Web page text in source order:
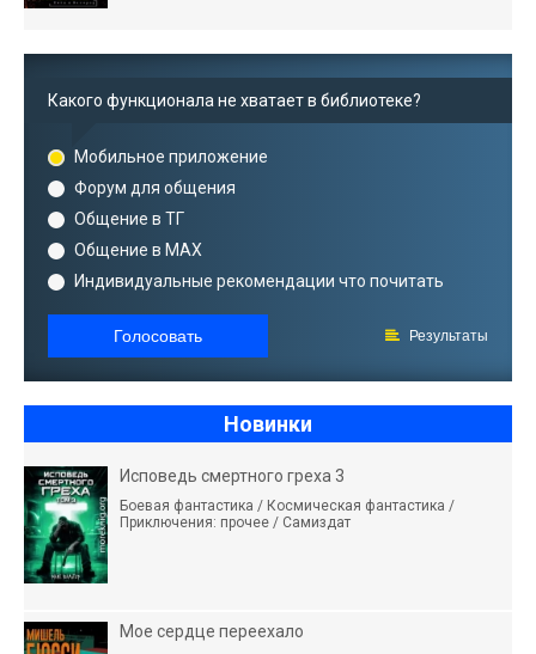
Какого функционала не хватает в библиотеке?
Мобильное приложение
Форум для общения
Общение в ТГ
Общение в MAX
Индивидуальные рекомендации что почитать
Голосовать Результаты
Новинки
Исповедь смертного греха 3
Боевая фантастика / Космическая фантастика /
Приключения: прочее / Самиздат
Мое сердце переехало